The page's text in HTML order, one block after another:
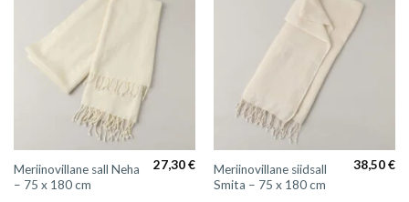
Meriinovillane sall Neha
– 75 x 180 cm
27,30€
Meriinovillane siidsall
Smita – 75 x 180 cm
38,50€